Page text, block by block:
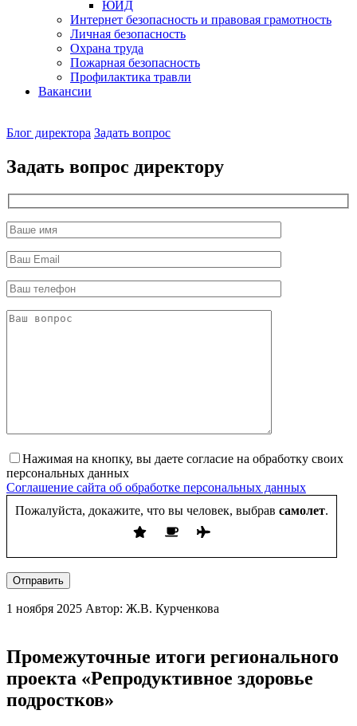
ЮИД
Интернет безопасность и правовая грамотность
Личная безопасность
Охрана труда
Пожарная безопасность
Профилактика травли
Вакансии
директор
Блог директора Задать вопрос
Задать вопрос директору
Нажимая на кнопку, вы даете согласие на обработку своих
персональных данных
Соглашение сайта об обработке персональных данных
Пожалуйста, докажите, что вы человек, выбрав самолет.
Отправить
1 ноября 2025 Автор: Ж.В. Курченкова
Промежуточные итоги регионального
проекта «Репродуктивное здоровье
подростков»